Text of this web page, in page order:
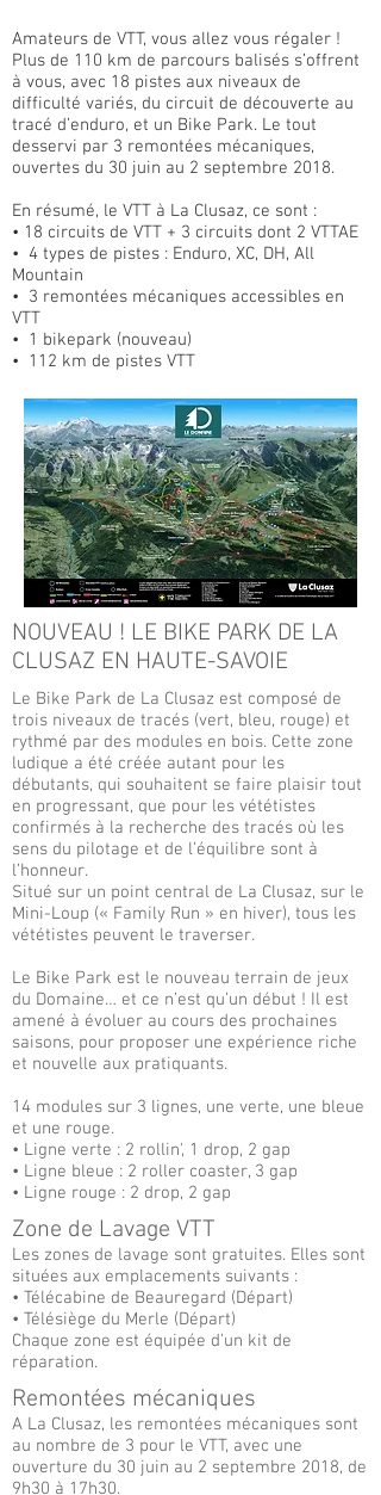
Amateurs de VTT, vous allez vous régaler !
Plus de 110 km de parcours balisés s’offrent
à vous, avec 18 pistes aux niveaux de
difficulté variés, du circuit de découverte au
tracé d’enduro, et un Bike Park. Le tout
desservi par 3 remontées mécaniques,
ouvertes du 30 juin au 2 septembre 2018.
En résumé, le VTT à La Clusaz, ce sont :
• 18 circuits de VTT + 3 circuits dont 2 VTTAE
• 4 types de pistes : Enduro, XC, DH, All
Mountain
• 3 remontées mécaniques accessibles en
VTT
• 1 bikepark (nouveau)
• 112 km de pistes VTT
NOUVEAU ! LE BIKE PARK DE LA
CLUSAZ EN HAUTE-SAVOIE
Le Bike Park de La Clusaz est composé de
trois niveaux de tracés (vert, bleu, rouge) et
rythmé par des modules en bois. Cette zone
ludique a été créée autant pour les
débutants, qui souhaitent se faire plaisir tout
en progressant, que pour les vététistes
confirmés à la recherche des tracés où les
sens du pilotage et de l’équilibre sont à
l’honneur.
Situé sur un point central de La Clusaz, sur le
Mini-Loup (« Family Run » en hiver), tous les
vététistes peuvent le traverser.
Le Bike Park est le nouveau terrain de jeux
du Domaine… et ce n’est qu’un début ! Il est
amené à évoluer au cours des prochaines
saisons, pour proposer une expérience riche
et nouvelle aux pratiquants.
14 modules sur 3 lignes, une verte, une bleue
et une rouge.
• Ligne verte : 2 rollin', 1 drop, 2 gap
• Ligne bleue : 2 roller coaster, 3 gap
• Ligne rouge : 2 drop, 2 gap
Zone de Lavage VTT
Les zones de lavage sont gratuites. Elles sont
situées aux emplacements suivants :
• Télécabine de Beauregard (Départ)
• Télésiège du Merle (Départ)
Chaque zone est équipée d’un kit de
réparation.
Remontées mécaniques
A La Clusaz, les remontées mécaniques sont
au nombre de 3 pour le VTT, avec une
ouverture du 30 juin au 2 septembre 2018, de
9h30 à 17h30.